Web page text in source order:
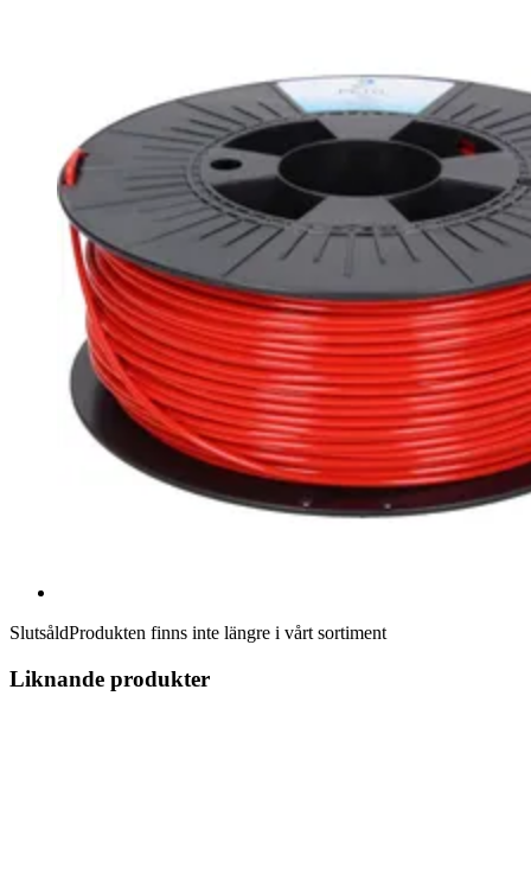
SlutsåldProdukten finns inte längre i vårt sortiment
Liknande produkter